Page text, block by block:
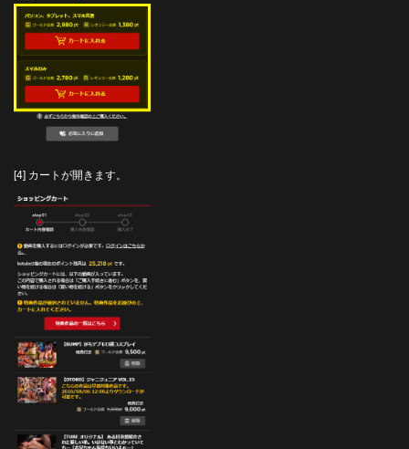
[4] カートが開きます。